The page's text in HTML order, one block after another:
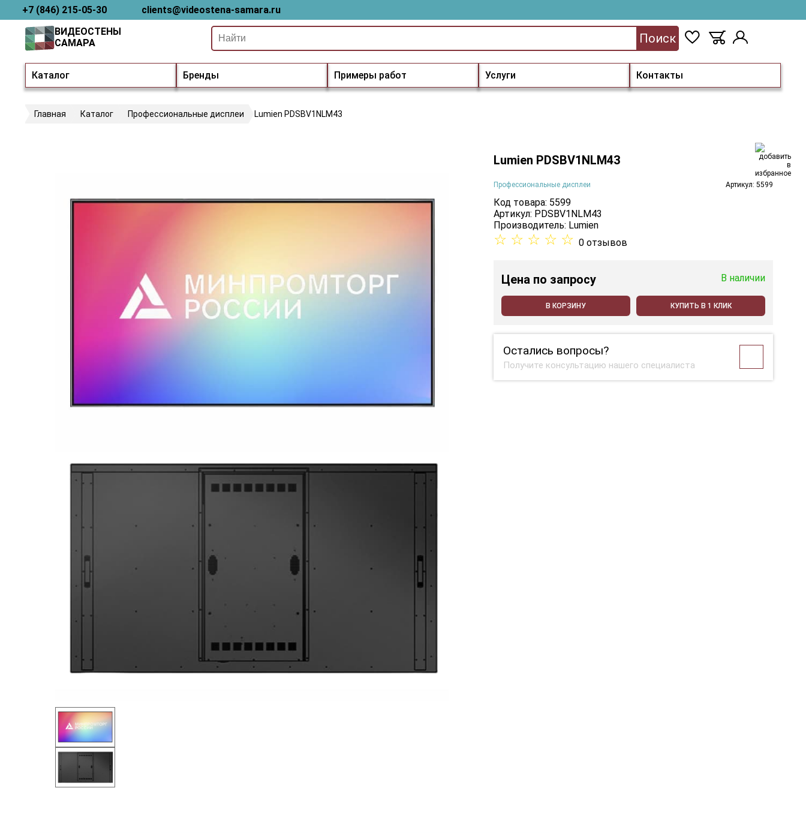
+7 (846) 215-05-30 clients@videostena-samara.ru
Каталог Бренды Примеры работ Услуги Контакты
ВИДЕОСТЕНЫ
САМАРА
Поиск
Главная Каталог Профессиональные дисплеи Lumien PDSBV1NLM43
Lumien PDSBV1NLM43
Профессиональные дисплеи Артикул: 5599
Код товара: 5599
Артикул: PDSBV1NLM43
Производитель: Lumien
☆ ☆ ☆ ☆ ☆ 0 отзывов
Цена по запросу В наличии
В КОРЗИНУ КУПИТЬ В 1 КЛИК
Остались вопросы?
Получите консультацию нашего специалиста